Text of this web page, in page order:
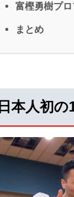
富樫勇樹プ
まとめ
日本人初